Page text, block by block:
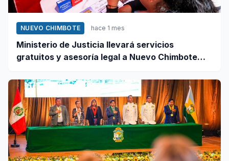
NUEVO CHIMBOTE hace 1 mes
Ministerio de Justicia llevará servicios
gratuitos y asesoría legal a Nuevo Chimbote